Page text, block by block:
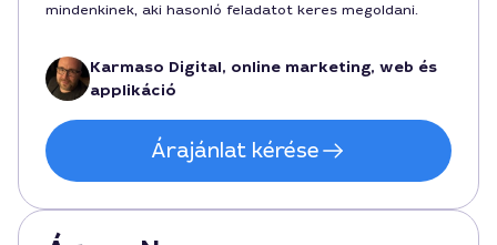
mindenkinek, aki hasonló feladatot keres megoldani.
Karmaso Digital, online marketing, web és
applikáció
Árajánlat kérése